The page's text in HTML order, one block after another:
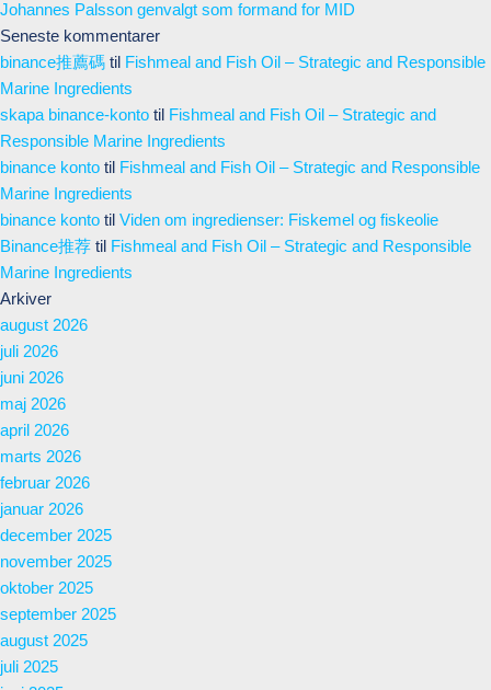
Johannes Palsson genvalgt som formand for MID
Seneste kommentarer
binance推薦碼 til Fishmeal and Fish Oil – Strategic and Responsible
Marine Ingredients
skapa binance-konto til Fishmeal and Fish Oil – Strategic and
Responsible Marine Ingredients
binance konto til Fishmeal and Fish Oil – Strategic and Responsible
Marine Ingredients
binance konto til Viden om ingredienser: Fiskemel og fiskeolie
Binance推荐 til Fishmeal and Fish Oil – Strategic and Responsible
Marine Ingredients
Arkiver
august 2026
juli 2026
juni 2026
maj 2026
april 2026
marts 2026
februar 2026
januar 2026
december 2025
november 2025
oktober 2025
september 2025
august 2025
juli 2025